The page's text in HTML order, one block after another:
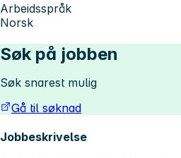
Arbeidsspråk
Norsk
Søk på jobben
Søk snarest mulig
Gå til søknad
Jobbeskrivelse